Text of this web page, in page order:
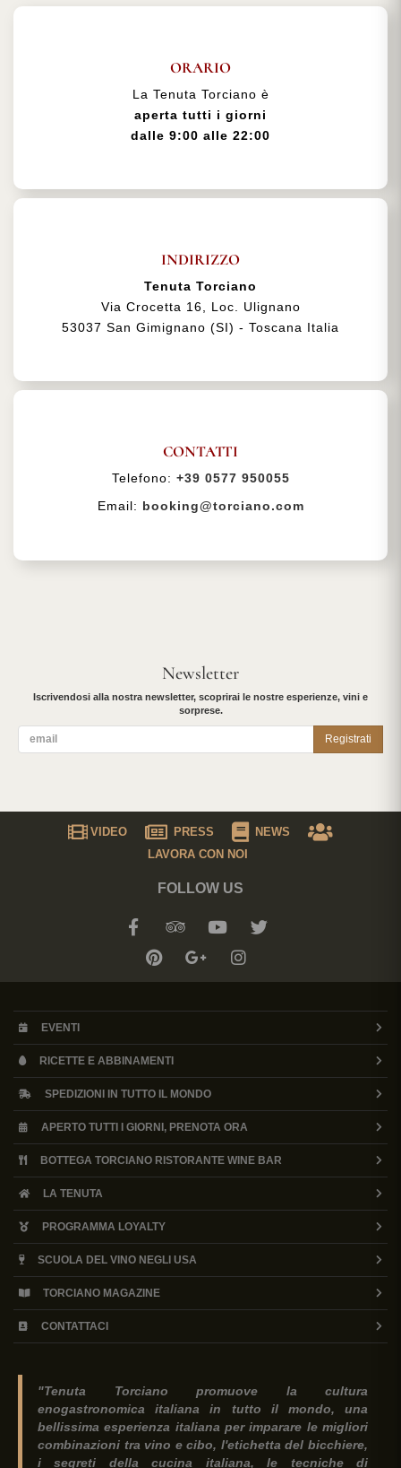
ORARIO
La Tenuta Torciano è
aperta tutti i giorni
dalle 9:00 alle 22:00
INDIRIZZO
Tenuta Torciano
Via Crocetta 16, Loc. Ulignano
53037 San Gimignano (SI) - Toscana Italia
CONTATTI
Telefono: +39 0577 950055
Email: booking@torciano.com
Newsletter
Iscrivendosi alla nostra newsletter, scoprirai le nostre esperienze, vini e
sorprese.
Registrati
VIDEO PRESS
NEWS
LAVORA CON NOI
FOLLOW US
EVENTI
RICETTE E ABBINAMENTI
SPEDIZIONI IN TUTTO IL MONDO
APERTO TUTTI I GIORNI, PRENOTA ORA
BOTTEGA TORCIANO RISTORANTE WINE BAR
LA TENUTA
PROGRAMMA LOYALTY
SCUOLA DEL VINO NEGLI USA
TORCIANO MAGAZINE
CONTATTACI
"Tenuta Torciano promuove la cultura
enogastronomica italiana in tutto il mondo, una
bellissima esperienza italiana per imparare le migliori
combinazioni tra vino e cibo, l'etichetta del bicchiere,
i segreti della cucina italiana, le tecniche di